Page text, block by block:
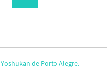
de Porto Alegre.